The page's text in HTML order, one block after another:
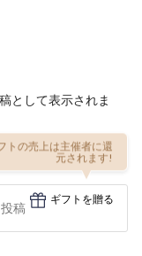
として表示されま
トの売上は主催者に還
元されます!
ギフトを贈る